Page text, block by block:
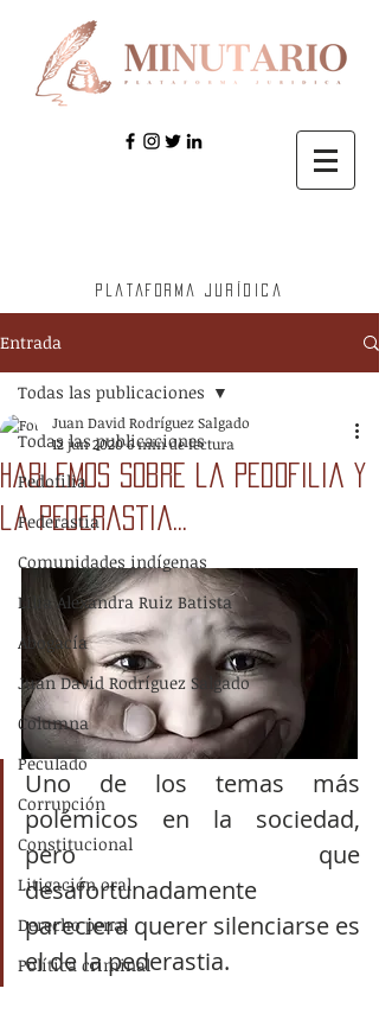
Plataforma jurídica
Entrada
Todas las publicaciones
Pedofilia
Pederastia
Comunidades indígenas
Lilia Alexandra Ruiz Batista
Abogacía
Juan David Rodríguez Salgado
Columna
Peculado
Corrupción
Constitucional
Litigación oral
Derecho penal
Política criminal
Todas las publicaciones
hablemos sobre la pedofilia y
la pederastia...
Juan David Rodríguez Salgado
12 jun 20206 min de lectura
Uno de los temas más
polémicos en la sociedad,
pero que
desafortunadamente
pareciera querer silenciarse es
el de la pederastia.